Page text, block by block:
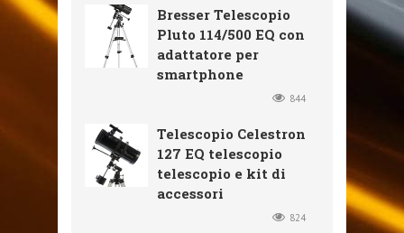
Bresser Telescopio
Pluto 114/500 EQ con
adattatore per
smartphone
844
Telescopio Celestron
127 EQ telescopio
telescopio e kit di
accessori
824